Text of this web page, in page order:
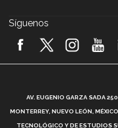
2026! (video)
¿Cómo es el
Síguenos
AV. EUGENIO GARZA SADA
MONTERREY, NUEVO LEÓN,
TECNOLÓGICO Y DE ESTUDIOS